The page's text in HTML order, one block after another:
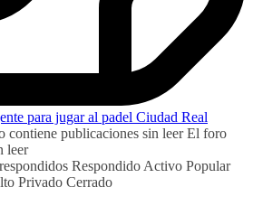
para jugar al padel Ciudad Real
contiene publicaciones sin leer El foro
leer
Respondido Activo Popular
Privado Cerrado